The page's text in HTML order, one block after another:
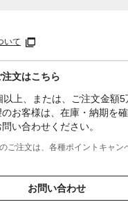
いて
文はこちら
以上、または、ご注文金額
お客様は、在庫・納期を
い合わせください。
ご注文は、各種ポイントキャン
お問い合わせ